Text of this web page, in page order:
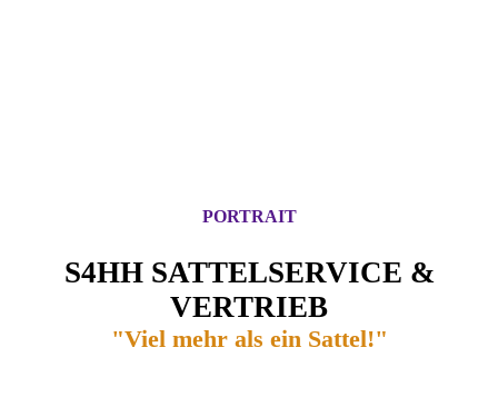
S4HH SATTELSERVICE &
VERTRIEB
"Viel mehr als ein Sattel!"
PORTRAIT